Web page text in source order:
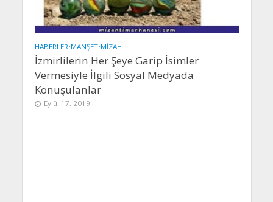
HABERLER•MANŞET•MIZAH
İzmirlilerin Her Şeye Garip İsimler
Vermesiyle İlgili Sosyal Medyada
Konuşulanlar
Eylül 17, 2019